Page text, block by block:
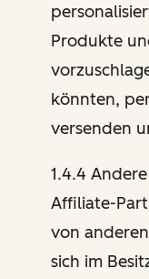
Produkte
könnten,
versenden
1.4.4
Affiliate-
von
sich im